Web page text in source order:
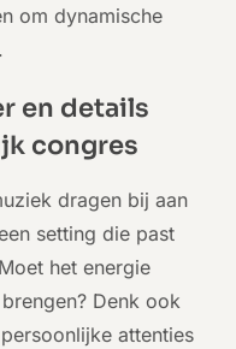
om dynamische
en details
congres
dragen bij aan
setting die past
het energie
Denk ook
attenties